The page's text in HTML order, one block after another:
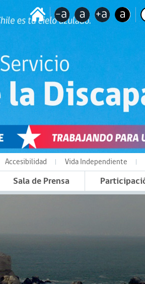
Accesibilidad Vida Independiente
Sala de Prensa